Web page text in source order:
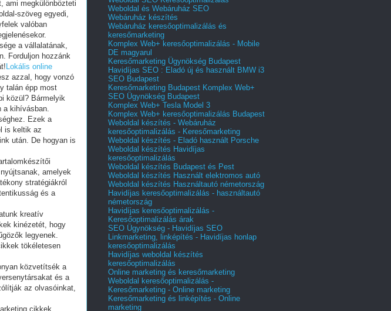
ami megkülönbözteti
szöveg egyedi,
valóban
a vállalatának,
Forduljon hozzánk
Lokális online
azzal, hogy vonzó
talán épp most
közül? Bármelyik
a kihívásban.
Ezek a
is keltik az
után. De hogyan is
amelyek
stratégiákról
és a
kreatív
kinézetét, hogy
legyenek.
tökéletesen
közvetítsék a
és a
az olvasóinkat,
cikkek
Weboldal és Webáruház SEO
Webáruház készítés
Webáruház keresőoptimalizálás és
keresőmarketing
Komplex Web+ keresőoptimalizálás - Mobile
DE magyarul
Keresőmarketing Ügynökség Budapest
Havidíjas SEO : Eladó új és használt BMW i3
SEO Budapest
Keresőmarketing Budapest Komplex Web+
SEO Ügynökség Budapest
Komplex Web+ Tesla Model 3
Komplex Web+ keresőoptimalizálás Budapest
Weboldal készítés - Webáruház
keresőoptimalizálás - Keresőmarketing
Weboldal készítés - Eladó használt Porsche
Weboldal készítés Havidíjas
keresőoptimalizálás
Weboldal készítés Budapest és Pest
Weboldal készítés Használt elektromos autó
Weboldal készítés Használtautó németország
Havidíjas keresőoptimalizálás - használtautó
németország
Havidíjas keresőoptimalizálás -
Keresőoptimalizálás árak
SEO Ügynökség - Havidíjas SEO
Linkmarketing, linképítés - Havidíjas honlap
keresőoptimalizálás
Havidíjas weboldal készítés
keresőoptimalizálás
Online marketing és keresőmarketing
Weboldal keresőoptimalizálás -
Keresőmarketing - Online marketing
Keresőmarketing és linképítés - Online
marketing